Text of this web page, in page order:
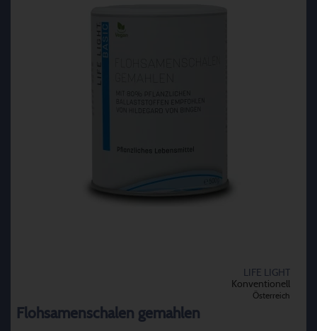
LIFE LIGHT
Konventionell
Österreich
Flohsamenschalen gemahlen